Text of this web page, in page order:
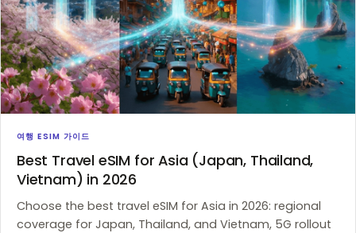
여행 ESIM 가이드
Best Travel eSIM for Asia (Japan, Thailand,
Vietnam) in 2026
Choose the best travel eSIM for Asia in 2026: regional
coverage for Japan, Thailand, and Vietnam, 5G rollout